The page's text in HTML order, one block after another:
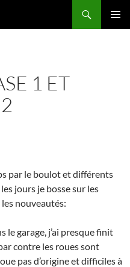
1 ET
par le boulot et différents
jours je bosse sur les
nouveautés:
le garage, j’ai presque finit
contre les roues sont
pas d’origine et difficiles à